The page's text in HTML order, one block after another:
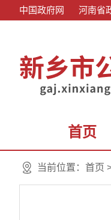
中国政府网 河南省
首页
当前位置： 首页